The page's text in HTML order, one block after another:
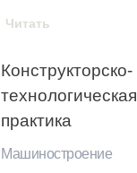
Конструкторско-
технологическая
практика
Машиностроение
Читать